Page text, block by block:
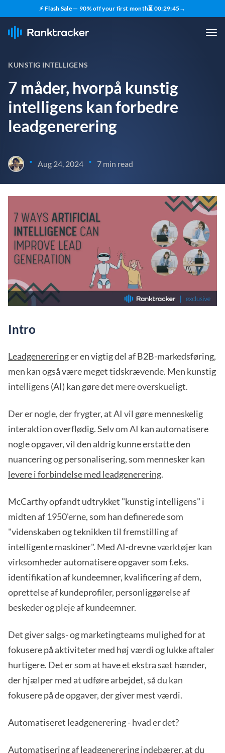
⚡ Flash Sale — 90% off your first month⏳ 00:29:43→
KUNSTIG INTELLIGENS
7 måder, hvorpå kunstig
intelligens kan forbedre
leadgenerering
• Aug 24, 2024 • 7 min read
Intro
Leadgenereringer en vigtig del af B2B-markedsføring,
men kan også være meget tidskrævende. Men kunstig
intelligens (AI) kan gøre det mere overskueligt.
Der er nogle, der frygter, at AI vil gøre menneskelig
interaktion overflødig. Selv om AI kan automatisere
nogle opgaver, vil den aldrig kunne erstatte den
nuancering og personalisering, som mennesker kan
levere i forbindelse med leadgenerering.
McCarthy opfandt udtrykket "kunstig intelligens" i
midten af 1950'erne, som han definerede som
"videnskaben og teknikken til fremstilling af
intelligente maskiner". Med AI-drevne værktøjer kan
virksomheder automatisere opgaver som f.eks.
identifikation af kundeemner, kvalificering af dem,
oprettelse af kundeprofiler, personliggørelse af
beskeder og pleje af kundeemner.
Det giver salgs- og marketingteams mulighed for at
fokusere på aktiviteter med høj værdi og lukke aftaler
hurtigere. Det er som at have et ekstra sæt hænder,
der hjælper med at udføre arbejdet, så du kan
fokusere på de opgaver, der giver mest værdi.
Automatiseret leadgenerering - hvad er det?
Automatisering af leadgenerering indebærer, at du